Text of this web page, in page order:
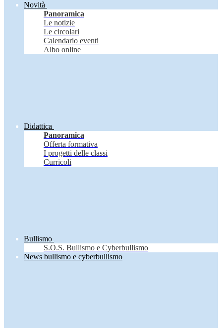
Novità
Panoramica
Le notizie
Le circolari
Calendario eventi
Albo online
Didattica
Panoramica
Offerta formativa
I progetti delle classi
Curricoli
Bullismo
S.O.S. Bullismo e Cyberbullismo
News bullismo e cyberbullismo